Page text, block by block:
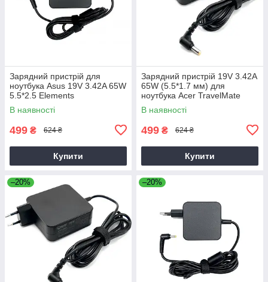
Зарядний пристрій для
ноутбука Asus 19V 3.42A 65W
5.5*2.5 Elements
В наявності
499 ₴ 624 ₴
Купити
Зарядний пристрій 19V 3.42A
65W (5.5*1.7 мм) для
ноутбука Acer TravelMate
P2510-G2-M
В наявності
499 ₴ 624 ₴
Купити
–20% –20%